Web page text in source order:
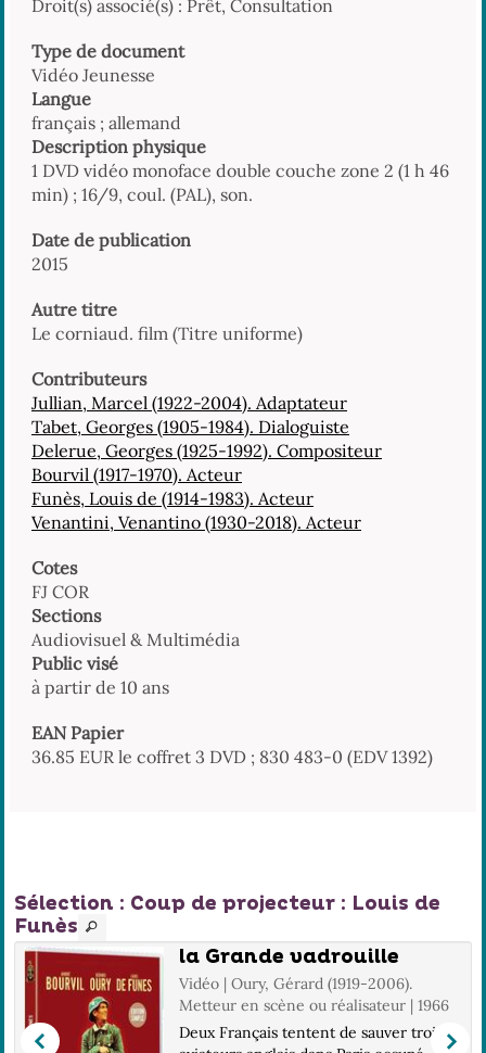
Droit(s) associé(s) : Prêt, Consultation
Type de document
Vidéo Jeunesse
Langue
français ; allemand
Description physique
1 DVD vidéo monoface double couche zone 2 (1 h 46
min) ; 16/9, coul. (PAL), son.
Date de publication
2015
Autre titre
Le corniaud. film (Titre uniforme)
Contributeurs
Jullian, Marcel (1922-2004). Adaptateur
Tabet, Georges (1905-1984). Dialoguiste
Delerue, Georges (1925-1992). Compositeur
Bourvil (1917-1970). Acteur
Funès, Louis de (1914-1983). Acteur
Venantini, Venantino (1930-2018). Acteur
Cotes
FJ COR
Sections
Audiovisuel & Multimédia
Public visé
à partir de 10 ans
EAN Papier
36.85 EUR le coffret 3 DVD ; 830 483-0 (EDV 1392)
Sélection : Coup de projecteur : Louis de
Funès
la Grande vadrouille
Vidéo | Oury, Gérard (1919-2006).
Metteur en scène ou réalisateur | 1966
Deux Français tentent de sauver trois